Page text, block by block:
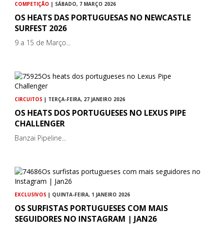
COMPETIÇÃO | SÁBADO, 7 MARÇO 2026
OS HEATS DAS PORTUGUESAS NO NEWCASTLE
SURFEST 2026
9 a 15 de Março...
CIRCUITOS | TERÇA-FEIRA, 27 JANEIRO 2026
OS HEATS DOS PORTUGUESES NO LEXUS PIPE
CHALLENGER
Banzai Pipeline...
EXCLUSIVOS | QUINTA-FEIRA, 1 JANEIRO 2026
OS SURFISTAS PORTUGUESES COM MAIS
SEGUIDORES NO INSTAGRAM | JAN26